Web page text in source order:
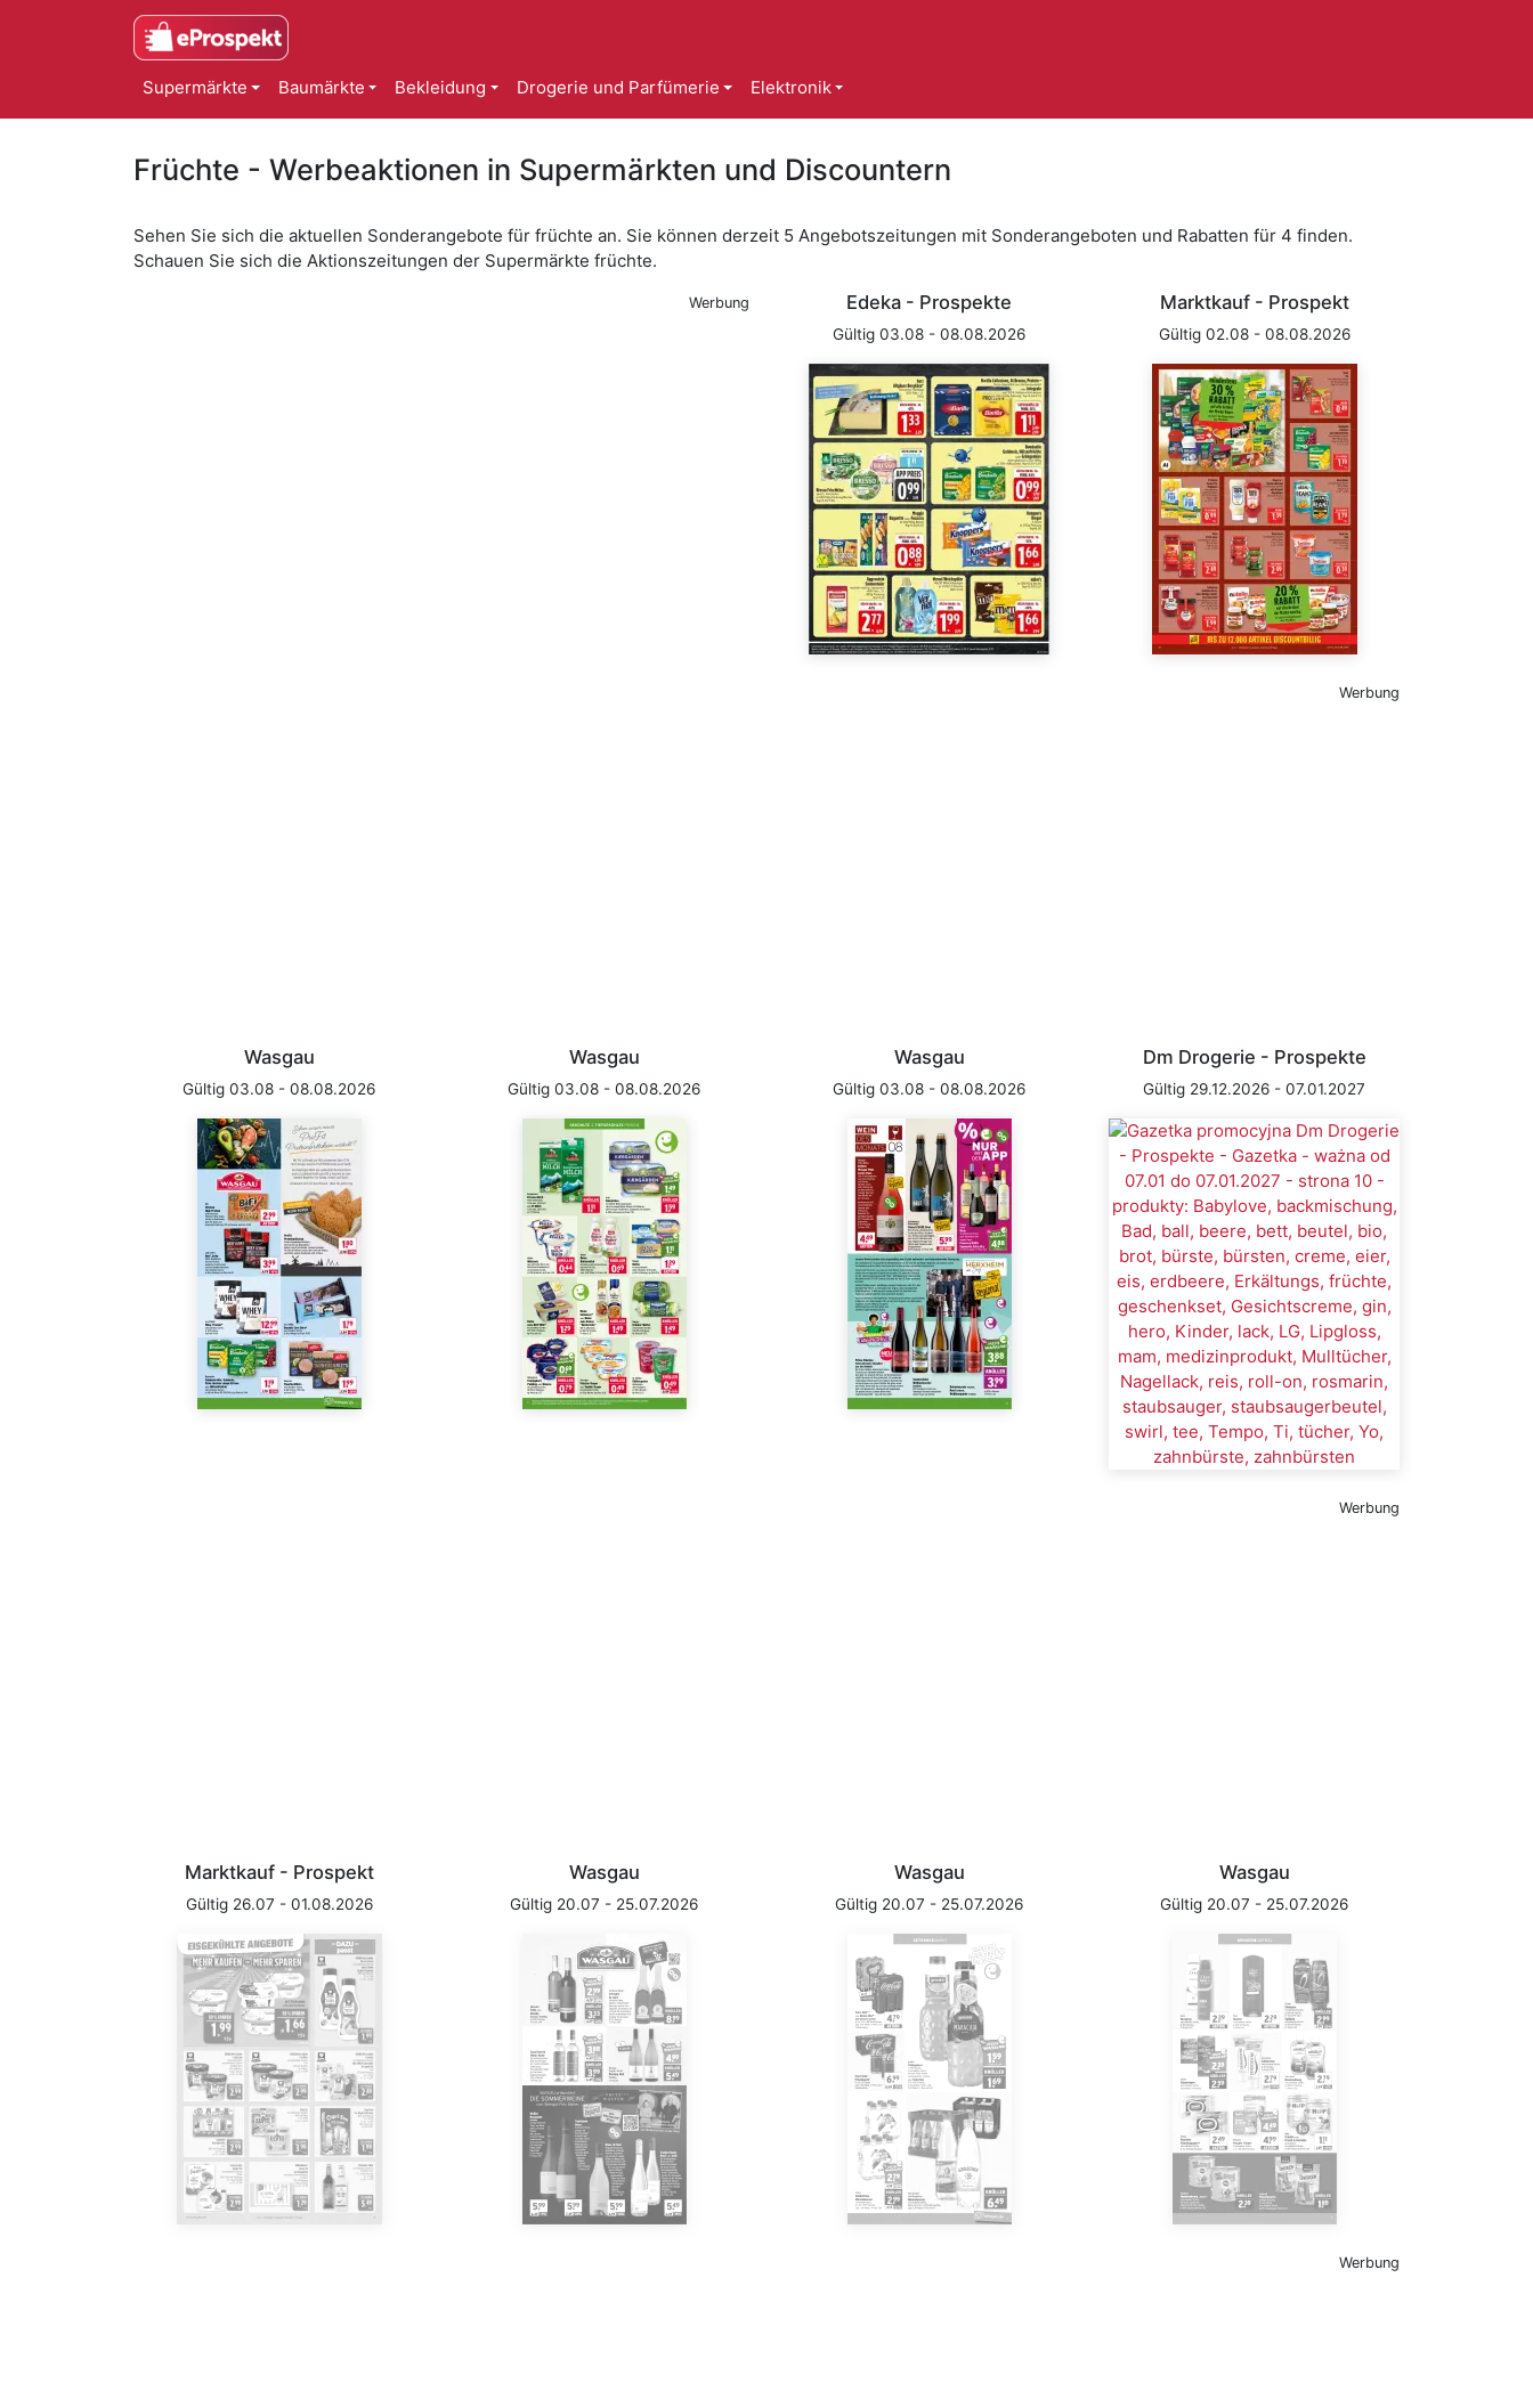
Supermärkte Baumärkte Bekleidung Drogerie und Parfümerie Elektronik
Früchte - Werbeaktionen in Supermärkten und Discountern
Sehen Sie sich die aktuellen Sonderangebote für früchte an. Sie können derzeit 5 Angebotszeitungen mit Sonderangeboten und Rabatten für 4 finden.
Schauen Sie sich die Aktionszeitungen der Supermärkte früchte.
Werbung Edeka - Prospekte
Gültig 03.08 - 08.08.2026
Marktkauf - Prospekt
Gültig 02.08 - 08.08.2026
Werbung
Wasgau
Gültig 03.08 - 08.08.2026
Wasgau
Gültig 03.08 - 08.08.2026
Wasgau
Gültig 03.08 - 08.08.2026
Dm Drogerie - Prospekte
Gültig 29.12.2026 - 07.01.2027
Werbung
Marktkauf - Prospekt
Gültig 26.07 - 01.08.2026
Wasgau
Gültig 20.07 - 25.07.2026
Wasgau
Gültig 20.07 - 25.07.2026
Wasgau
Gültig 20.07 - 25.07.2026
Werbung